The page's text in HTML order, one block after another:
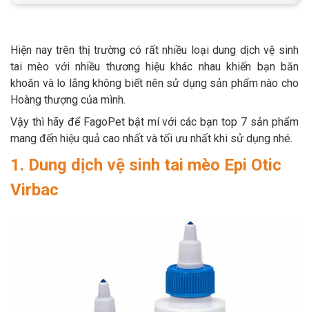
DỊCH VỤ
Dịch vụ cắt tỉa lông chó
mèo
Dịch vụ huấn luyện chó
Dịch vụ mua bán chó
mèo
Dịch vụ phối giống chó
mèo
TIN TỨC
Hiện nay trên thị trường có rất nhiều loại dung dịch vệ sinh
tai mèo với nhiều thương hiệu khác nhau khiến bạn băn
khoăn và lo lắng không biết nên sử dụng sản phẩm nào cho
Hoàng thượng của mình.
Vậy thì hãy để FagoPet bật mí với các bạn top 7 sản phẩm
mang đến hiệu quả cao nhất và tối ưu nhất khi sử dụng nhé.
1. Dung dịch vệ sinh tai mèo Epi Otic
Virbac